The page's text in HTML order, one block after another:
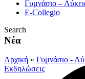
Γυμνάσιο –
E-Collegio
Search
Νέα
Αρχική » Γυμνάσιο -
Εκδηλώσεις